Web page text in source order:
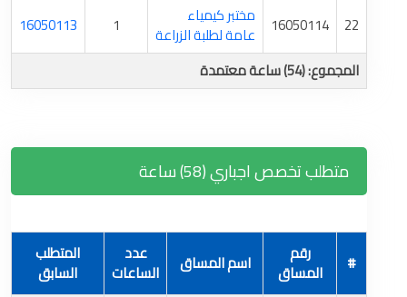
22
16050114 مختبر كيمياء
عامة لطلبة الزراعة 1
16050113
المجموع: (54) ساعة معتمدة
متطلب تخصص اجباري (58) ساعة
# رقم
المساق اسم المساق عدد
الساعات
المتطلب
السابق